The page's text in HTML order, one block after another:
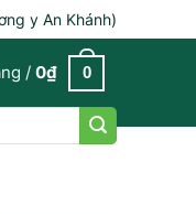
y An Khánh)
/ 0₫ 0